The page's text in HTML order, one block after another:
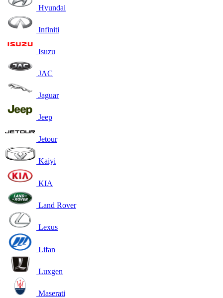
Hyundai
Infiniti
Isuzu
JAC
Jaguar
Jeep
Jetour
Kaiyi
KIA
Land Rover
Lexus
Lifan
Luxgen
Maserati